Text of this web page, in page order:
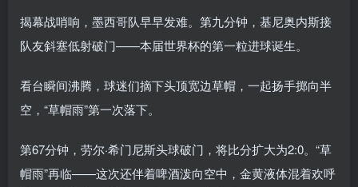
揭幕战哨响，墨西哥队早早发难。第九分钟，基尼奥内斯接
队友斜塞低射破门——本届世界杯的第一粒进球诞生。
看台瞬间沸腾，球迷们摘下头顶宽边草帽，一起扬手掷向半
空，“草帽雨”第一次落下。
第67分钟，劳尔·希门尼斯头球破门，将比分扩大为2:0。“草
帽雨”再临——这次还伴着啤酒泼向空中，金黄液体混着欢呼